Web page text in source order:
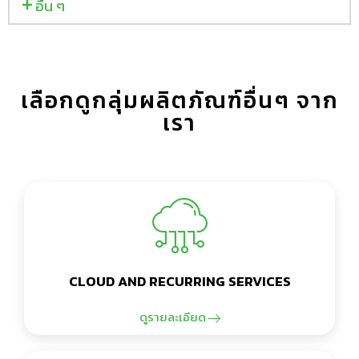
อื่น ๆ
เลือกดูกลุ่มผลิตภัณฑ์อื่นๆ จาก
เรา
CLOUD AND RECURRING SERVICES
ดูรายละเอียด